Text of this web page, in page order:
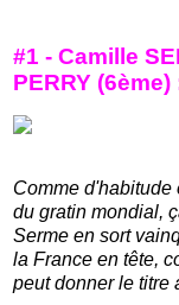
#1 - Camille
PERRY (6ème)
Comme d'habitude
du gratin mondial,
Serme en sort
la France en tête,
peut donner le titre